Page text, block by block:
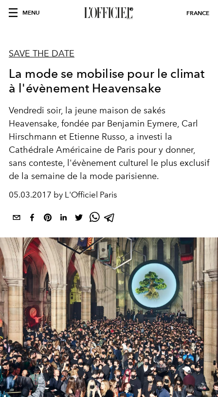
MENU FRANCE
SAVE THE DATE
La mode se mobilise pour le climat
à l'évènement Heavensake
Vendredi soir, la jeune maison de sakés
Heavensake, fondée par Benjamin Eymere, Carl
Hirschmann et Etienne Russo, a investi la
Cathédrale Américaine de Paris pour y donner,
sans conteste, l'évènement culturel le plus exclusif
de la semaine de la mode parisienne.
05.03.2017 by L'Officiel Paris